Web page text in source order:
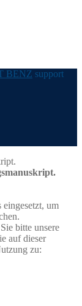
BENZ support
um
bitte unsere
auf dieser
zu: